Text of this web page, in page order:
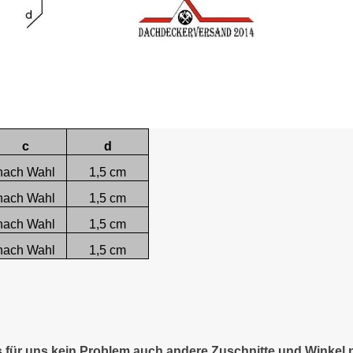
c
d
Wahl
1,5 cm
Wahl
1,5 cm
Wahl
1,5 cm
Wahl 1,5 cm